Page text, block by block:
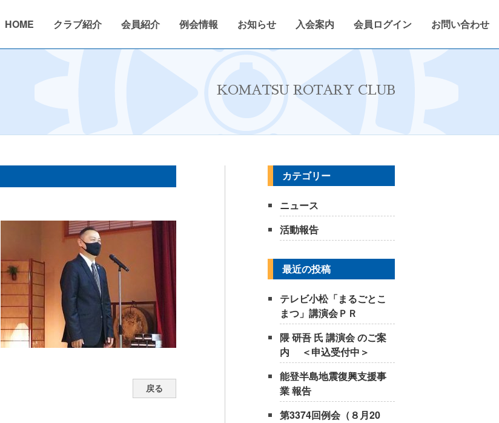
HOME クラブ紹介 会員紹介 例会情報 お知らせ 入会案内 会員ログイン お問い合わせ
KOMATSU ROTARY CLUB
戻る
カテゴリー
ニュース
活動報告
最近の投稿
テレビ小松「まるごとこ
まつ」講演会ＰＲ
隈 研吾 氏 講演会 のご案
内 ＜申込受付中＞
能登半島地震復興支援事
業 報告
第3374回例会（８月20